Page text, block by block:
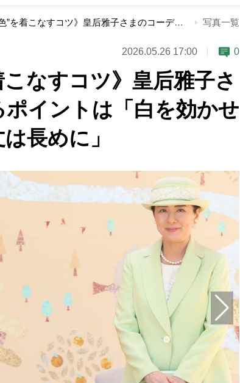
《”明るい色”を着こなすコツ》皇后雅子さまのコーデに見るポイントは「白を効かせる」「スカート丈は長めに」 写真一覧
2026.05.26 17:00 0
なすコツ》皇后雅子さ
イントは「白を効かせ
長めに」